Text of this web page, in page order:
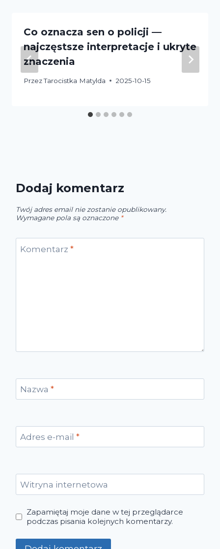
Co oznacza sen o policji —
najczęstsze interpretacje i ukryte
znaczenia
PrzezTarocistka Matylda 2025-10-15
Dodaj komentarz
Twój adres email nie zostanie opublikowany.
Wymagane pola są oznaczone *
Komentarz *
Nazwa *
Adres e-mail *
Witryna internetowa
Zapamiętaj moje dane w tej przeglądarce
podczas pisania kolejnych komentarzy.